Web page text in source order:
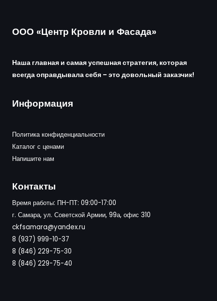
ООО «Центр Кровли и Фасада»
Наша главная и самая успешная стратегия, которая
всегда оправдывала себя – это довольный заказчик!
Информация
Политика конфиденциальности
Каталог с ценами
Напишите нам
Контакты
Время работы: ПН-ПТ: 09:00-17:00
г. Самара, ул. Советской Армии, 99а, офис 310
ckfsamara@yandex.ru
8 (937) 999-10-37
8 (846) 229-75-30
8 (846) 229-75-40